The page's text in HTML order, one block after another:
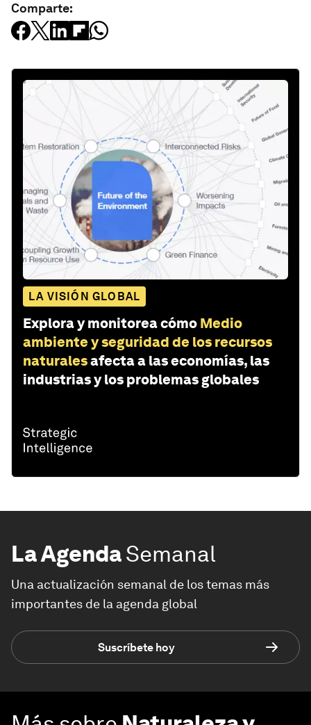
Comparte:
LA VISIÓN GLOBAL
Explora y monitorea cómo Medio
ambiente y seguridad de los recursos
naturalesafecta a las economías, las
industrias y los problemas globales
La AgendaSemanal
Una actualización semanal de los temas más
importantes de la agenda global
Suscríbete hoy